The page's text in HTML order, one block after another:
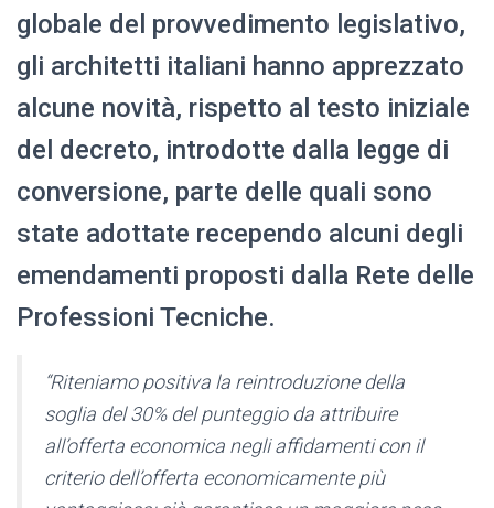
globale del provvedimento legislativo,
gli architetti italiani hanno apprezzato
alcune novità, rispetto al testo iniziale
del decreto, introdotte dalla legge di
conversione, parte delle quali sono
state adottate recependo alcuni degli
emendamenti proposti dalla Rete delle
Professioni Tecniche.
“Riteniamo positiva la reintroduzione della
soglia del 30% del punteggio da attribuire
all’offerta economica negli affidamenti con il
criterio dell’offerta economicamente più